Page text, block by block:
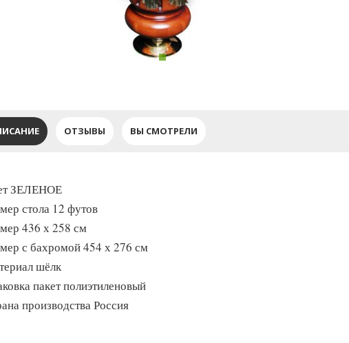
ОТЗЫВЫ ВЫ СМОТРЕЛИ
ЗЕЛЕНОЕ
стола 12 футов
436 х 258 см
с бахромой 454 х 276 см
шёлк
пакет полиэтиленовый
производства Россия